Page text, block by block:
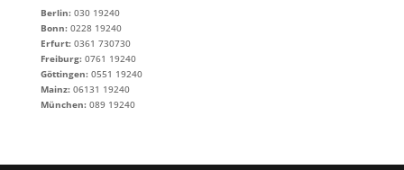
Berlin:030 19240
Bonn:0228 19240
Erfurt:0361 730730
Freiburg:0761 19240
Göttingen:0551 19240
Mainz:06131 19240
München:089 19240